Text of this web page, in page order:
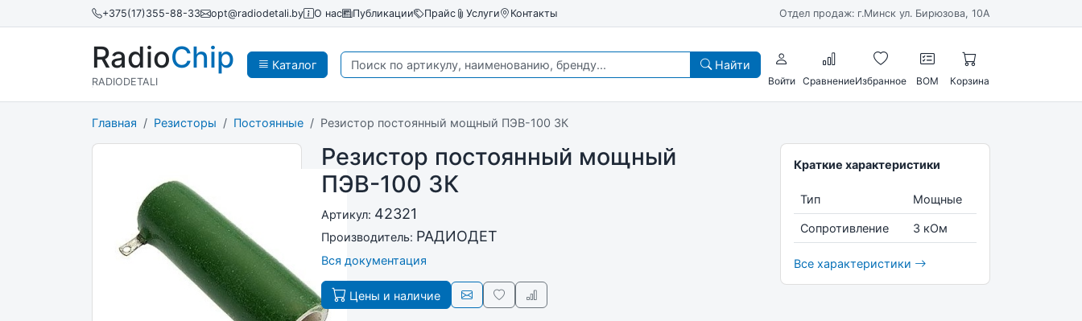
+375(17)355-88-33 opt@radiodetali.by О нас Публикации Прайс Услуги Контакты Отдел продаж: г.Минск ул. Бирюзова, 10А
Каталог
RadioChip
RADIODETALI
Найти
Войти СравнениеИзбранное BOM Корзина
Главная Резисторы Постоянные Резистор постоянный мощный ПЭВ-100 3К
Резистор постоянный мощный
ПЭВ-100 3К
Артикул: 42321
Производитель: РАДИОДЕТ
Вся документация
Цены и наличие
Краткие характеристики
Тип Мощные
Сопротивление 3 кОм
Все характеристики